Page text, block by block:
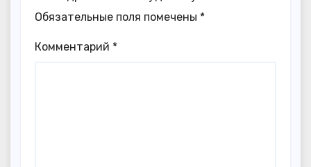
Обязательные поля помечены *
Комментарий *